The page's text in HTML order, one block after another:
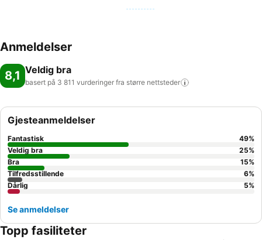
Anmeldelser
8,1 Veldig bra
basert på 3 811 vurderinger fra større nettsteder
Gjesteanmeldelser
Fantastisk 49%
Veldig bra
25%
Bra
15%
Tilfredsstillende
6%
Dårlig
5%
Se anmeldelser
Topp fasiliteter